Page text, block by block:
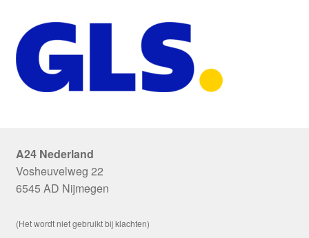
A24 Nederland
Vosheuvelweg 22
6545 AD Nijmegen
(Het wordt niet gebruikt bij klachten)